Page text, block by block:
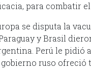
para combatir el
se disputa la
y Brasil
Perú le pidió
ruso ofreció